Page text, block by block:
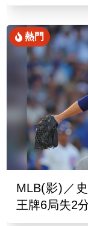
熱門
MLB(影)／
王牌6局失2